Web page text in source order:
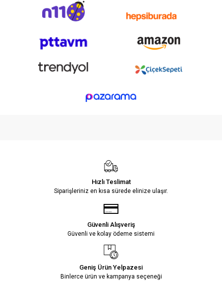
Hızlı Teslimat
Siparişleriniz en kısa sürede elinize ulaşır.
Güvenli Alışveriş
Güvenli ve kolay ödeme sistemi
Geniş Ürün Yelpazesi
Binlerce ürün ve kampanya seçeneği